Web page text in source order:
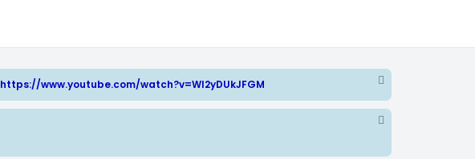
https://www.youtube.com/watch?v=WI2yDUkJFGM